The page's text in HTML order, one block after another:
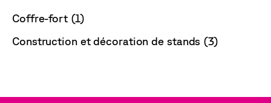
Coffre-fort (1)
Construction et décoration de stands (3)